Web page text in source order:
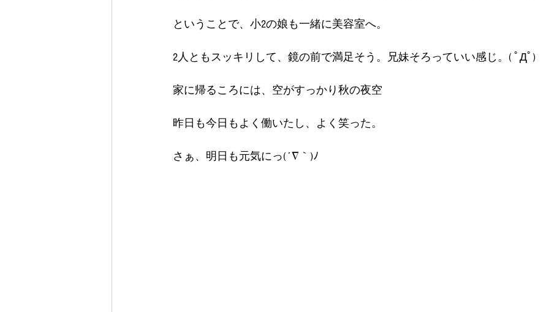
ということで、小2の娘も一緒に美容室へ。
2人ともスッキリして、鏡の前で満足そう。兄妹そろっていい感じ。( ﾟДﾟ)
家に帰るころには、空がすっかり秋の夜空
昨日も今日もよく働いたし、よく笑った。
さぁ、明日も元気にっ(´∇｀)ﾉ